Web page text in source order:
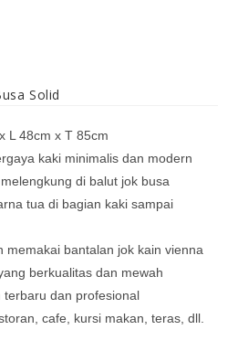
Solid
L 48cm x T 85cm
kaki minimalis dan modern
di balut jok busa
tua di bagian kaki sampai
memakai bantalan jok kain vienna
berkualitas dan mewah
terbaru dan profesional
cafe, kursi makan, teras, dll.